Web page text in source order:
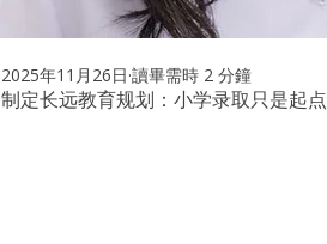
制定长远教育规划：小学录取只是起点
2025年11月26日 讀畢需時 2 分鐘